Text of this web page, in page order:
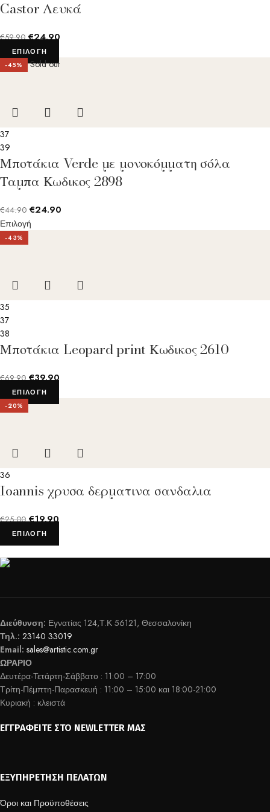
Castor Λευκά
€59.90 €24.90
ΕΠΙΛΟΓΉ
-45% Sold out
37
39
Μποτάκια Verde με μονοκόμματη σόλα
Ταμπα Κωδικος 2898
€44.90 €24.90
Επιλογή
-43%
35
37
38
Μποτάκια Leopard print Κωδικος 2610
€69.90 €39.90
ΕΠΙΛΟΓΉ
-20%
36
Ioannis χρυσα δερματινα σανδαλια
€25.00 €19.90
ΕΠΙΛΟΓΉ
Διεύθυνση: Εγνατίας 124,Τ.Κ 56121, Θεσσαλονίκη
Τηλ.: 23140 33019
Email: sales@artistic.com.gr
ΩΡΑΡΙΟ
Δευτέρα-Τετάρτη-Σάββατο : 11:00 – 17:00
Τρίτη-Πέμπτη-Παρασκευή : 11:00 – 15:00 και 18:00-21:00
Κυριακή : κλειστά
ΕΓΓΡΑΦΕΊΤΕ ΣΤΟ NEWLETTER ΜΑΣ
ΕΞΥΠΗΡΈΤΗΣΗ ΠΕΛΑΤΏΝ
Όροι και Προϋποθέσεις